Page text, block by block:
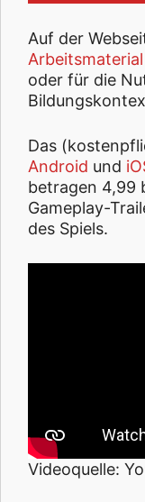
Auf der
oder für die
Das
Android und
betragen 4,99
Gameplay-
des Spiels.
Videoquelle: